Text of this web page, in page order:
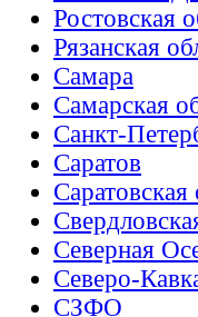
Ростовская
Рязанская
Самара
Самарская
Санкт-
Саратов
Саратовская
Северная
Северо-
СЗФО